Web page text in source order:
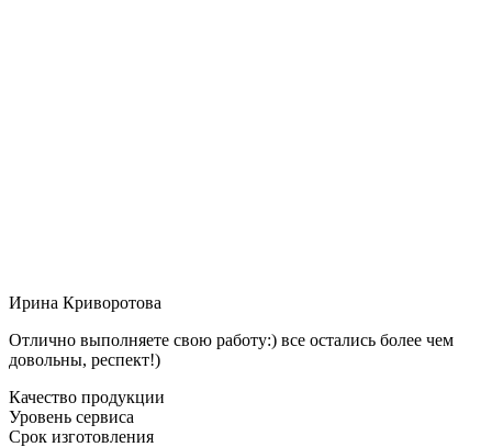
Ирина Криворотова
Отлично выполняете свою работу:) все остались более чем
довольны, респект!)
Качество продукции
Уровень сервиса
Срок изготовления